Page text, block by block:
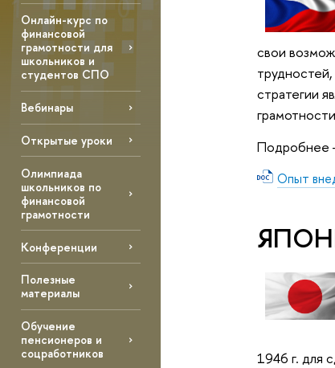
Онлайн-курс по
финансовой
грамотности для
школьников и
студентов СПО
Вебинары
Открытые уроки
Олимпиада
школьников по
финансовой
грамотности
Конференции
Полезные
материалы
Обучение
пенсионеров и
соцработников
свои
стратегии
Подробнее
Опыт
1946 г. для